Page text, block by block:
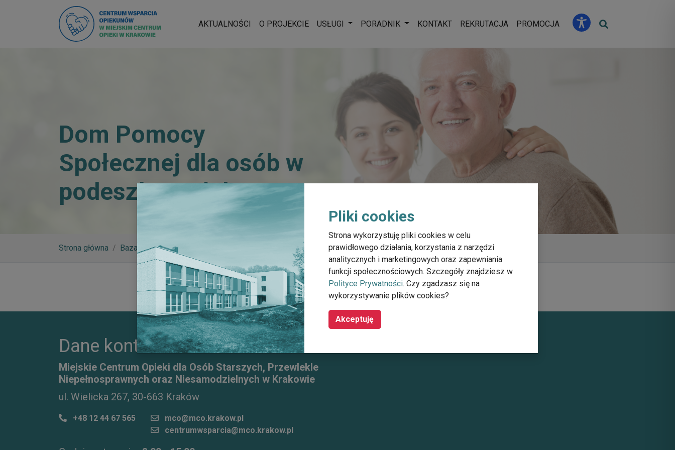
AKTUALNOŚCI O PROJEKCIE USŁUGI Rozwiń menu
PORADNIK Rozwiń menu
KONTAKT REKRUTACJA PROMOCJA
Dom Pomocy
Społecznej dla osób w
podeszłym wieku
Strona główna Baza wiedzy Dom Pomocy Społecznej dla osób w podeszłym wieku
Pliki cookies
Strona wykorzystuję pliki cookies w celu
prawidłowego działania, korzystania z narzędzi
analitycznych i marketingowych oraz zapewniania
funkcji społecznościowych. Szczegóły znajdziesz w
Polityce Prywatności. Czy zgadzasz się na
wykorzystywanie plików cookies?
Akceptuję
Dane kontaktowe
Miejskie Centrum Opieki dla Osób Starszych, Przewlekle
Niepełnosprawnych oraz Niesamodzielnych w Krakowie
ul. Wielicka 267, 30-663 Kraków
+48 12 44 67 565
mco@mco.krakow.pl
centrumwsparcia@mco.krakow.pl